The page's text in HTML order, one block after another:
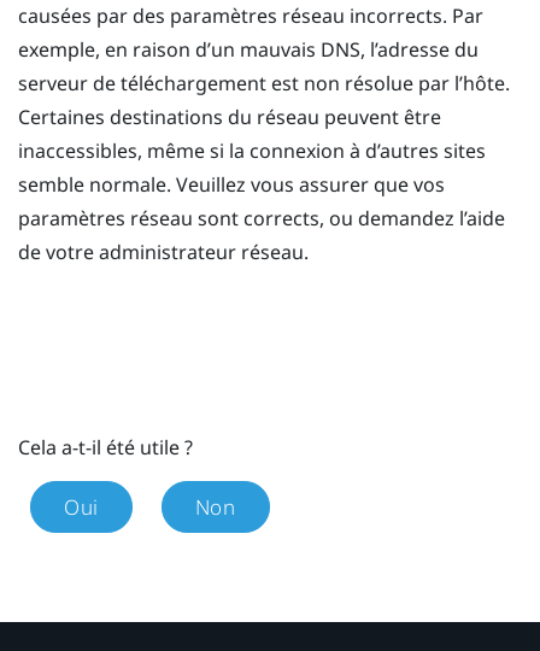
causées par des paramètres réseau incorrects. Par
exemple, en raison d’un mauvais DNS, l’adresse du
serveur de téléchargement est non résolue par l’hôte.
Certaines destinations du réseau peuvent être
inaccessibles, même si la connexion à d’autres sites
semble normale. Veuillez vous assurer que vos
paramètres réseau sont corrects, ou demandez l’aide
de votre administrateur réseau.
Cela a-t-il été utile ?
Oui Non